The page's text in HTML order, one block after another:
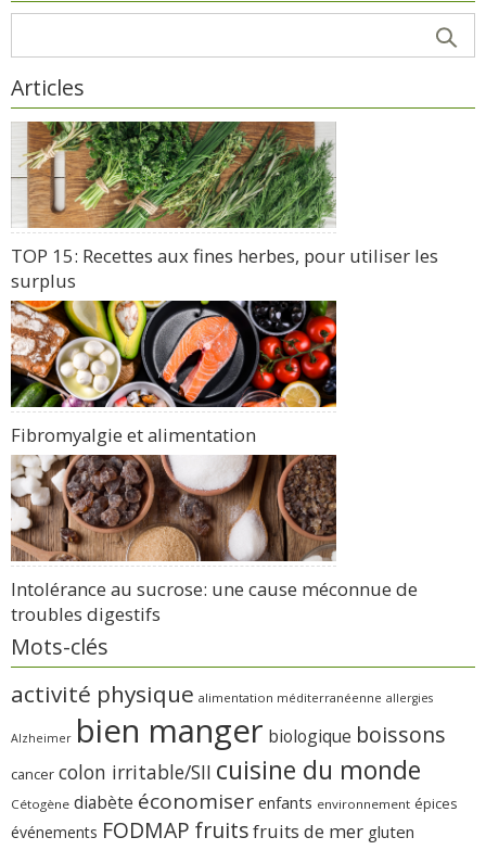
Articles
TOP 15: Recettes aux fines herbes, pour utiliser les
surplus
Fibromyalgie et alimentation
Intolérance au sucrose: une cause méconnue de
troubles digestifs
Mots-clés
activité physique alimentation méditerranéenne allergies
Alzheimer bien manger biologique boissons
cancer colon irritable/SII cuisine du monde
Cétogène diabète économiser enfants environnement épices
événements FODMAP fruitsfruits de mer gluten